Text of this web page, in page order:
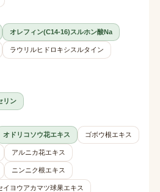
オレフィン(C14-16)スルホン酸Na
ラウリルヒドロキシスルタイン
リン
オドリコソウ花エキス ゴボウ根エキス
アルニカ花エキス
ニンニク根エキス
イヨウアカマツ球果エキス